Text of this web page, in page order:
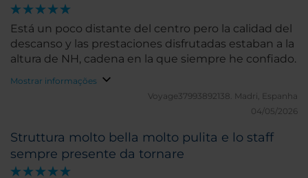
Está un poco distante del centro pero la calidad del
descanso y las prestaciones disfrutadas estaban a la
altura de NH, cadena en la que siempre he confiado.
Mostrar informações
Voyage37993892138. Madri, Espanha
04/05/2026
Struttura molto bella molto pulita e lo staff
sempre presente da tornare